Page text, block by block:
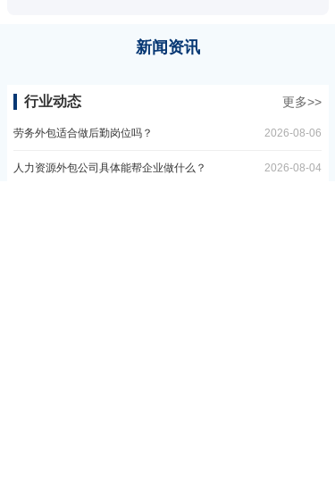
新闻资讯
行业动态 更多>>
劳务外包适合做后勤岗位吗？ 2026-08-06
人力资源外包公司具体能帮企业做什么？ 2026-08-04